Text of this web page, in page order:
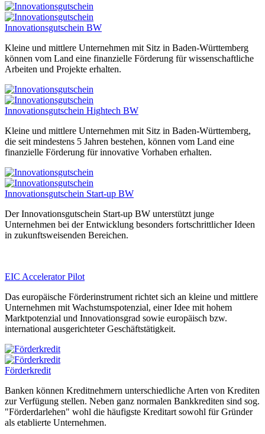
Innovationsgutschein BW
Kleine und mittlere Unternehmen mit Sitz in Baden-Württemberg
können vom Land eine finanzielle Förderung für wissenschaftliche
Arbeiten und Projekte erhalten.
Innovationsgutschein Hightech BW
Kleine und mittlere Unternehmen mit Sitz in Baden-Württemberg,
die seit mindestens 5 Jahren bestehen, können vom Land eine
finanzielle Förderung für innovative Vorhaben erhalten.
Innovationsgutschein Start-up BW
Der Innovationsgutschein Start-up BW unterstützt junge
Unternehmen bei der Entwicklung besonders fortschrittlicher Ideen
in zukunftsweisenden Bereichen.
EIC Accelerator Pilot
Das europäische Förderinstrument richtet sich an kleine und mittlere
Unternehmen mit Wachstumspotenzial, einer Idee mit hohem
Marktpotenzial und Innovationsgrad sowie europäisch bzw.
international ausgerichteter Geschäftstätigkeit.
Förderkredit
Banken können Kreditnehmern unterschiedliche Arten von Krediten
zur Verfügung stellen. Neben ganz normalen Bankkrediten sind sog.
"Förderdarlehen" wohl die häufigste Kreditart sowohl für Gründer
als etablierte Unternehmen.